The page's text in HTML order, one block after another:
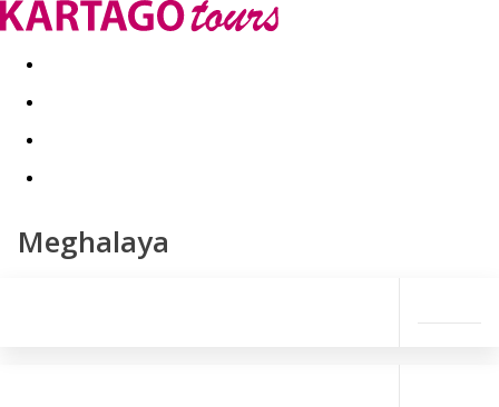
Last minute Dovolenkové kluby
Meghalaya